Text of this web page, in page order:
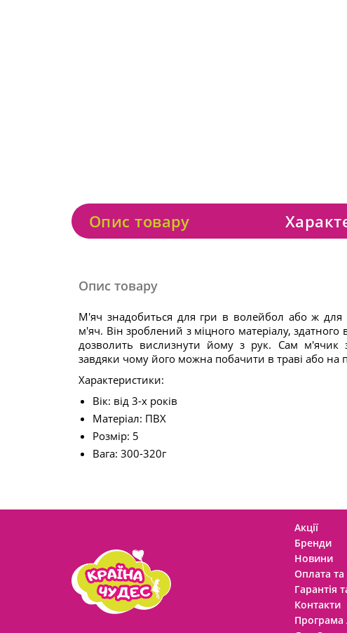
Опис товару
Опис товару
М'яч знадобиться для гри в волейбол або ж для
м'яч. Він зроблений з міцного матеріалу,
дозволить вислизнути йому з рук. Сам м'ячик
завдяки чому його можна побачити в траві або на
Характеристики:
Вік: від 3-х років
Матеріал: ПВХ
Розмір: 5
Вага: 300-320г
Акції
Бренди
Новини
Оплата та
Гарантія
Контакти
Програма